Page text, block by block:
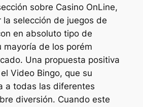
sobre Casino OnLine,
la selección de juegos de
en absoluto tipo de
mayoría de los porém
Una propuesta positiva
Video Bingo, que su
a todas las diferentes
diversión. Cuando este